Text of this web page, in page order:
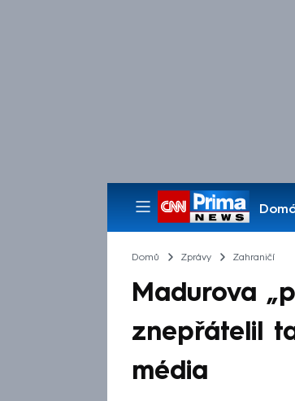
Domů Zprávy Zahraničí
Madurova
znepřátelil
média